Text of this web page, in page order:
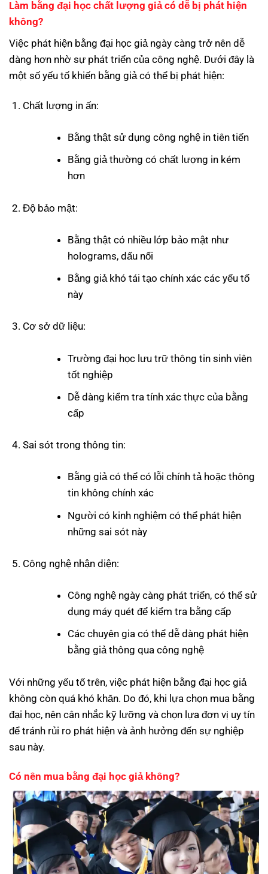
Làm bằng đại học chất lượng giả có dễ bị phát hiện
không?
Việc phát hiện bằng đại học giả ngày càng trở nên dễ
dàng hơn nhờ sự phát triển của công nghệ. Dưới đây là
một số yếu tố khiến bằng giả có thể bị phát hiện:
Chất lượng in ấn:
Bằng thật sử dụng công nghệ in tiên tiến
Bằng giả thường có chất lượng in kém
hơn
Độ bảo mật:
Bằng thật có nhiều lớp bảo mật như
holograms, dấu nổi
Bằng giả khó tái tạo chính xác các yếu tố
này
Cơ sở dữ liệu:
Trường đại học lưu trữ thông tin sinh viên
tốt nghiệp
Dễ dàng kiểm tra tính xác thực của bằng
cấp
Sai sót trong thông tin:
Bằng giả có thể có lỗi chính tả hoặc thông
tin không chính xác
Người có kinh nghiệm có thể phát hiện
những sai sót này
Công nghệ nhận diện:
Công nghệ ngày càng phát triển, có thể sử
dụng máy quét để kiểm tra bằng cấp
Các chuyên gia có thể dễ dàng phát hiện
bằng giả thông qua công nghệ
Với những yếu tố trên, việc phát hiện bằng đại học giả
không còn quá khó khăn. Do đó, khi lựa chọn mua bằng
đại học, nên cân nhắc kỹ lưỡng và chọn lựa đơn vị uy tín
để tránh rủi ro phát hiện và ảnh hưởng đến sự nghiệp
sau này.
Có nên mua bằng đại học giả không?